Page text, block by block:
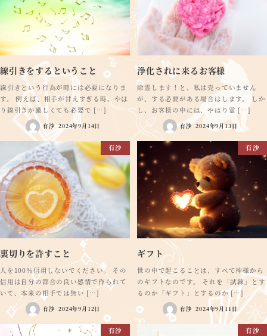
線引きをするということ
線引きという行為が時には必要になりま
す。 例えば、相手が甘えすぎる時。やは
り線引きが厳しくても必要で […]
有沙 2024年9月14日
浄化されに来るお客様
除霊します！と、私は売っていません
が、する必要がある場合はします。 しか
し、お客様の中には、やはり霊 […]
有沙 2024年9月13日
有沙
裏切りを許すこと
人を100％信用しないでください。 その
信用は自分の都合の良い感情で作られて
いて、本来の相手では無い […]
有沙 2024年9月12日
有沙
ギフト
世の中で起こることは、すべて神様から
のギフトなのです。 それを「試練」とす
るのか「ギフト」とするのか […]
有沙 2024年9月11日
有沙 有沙